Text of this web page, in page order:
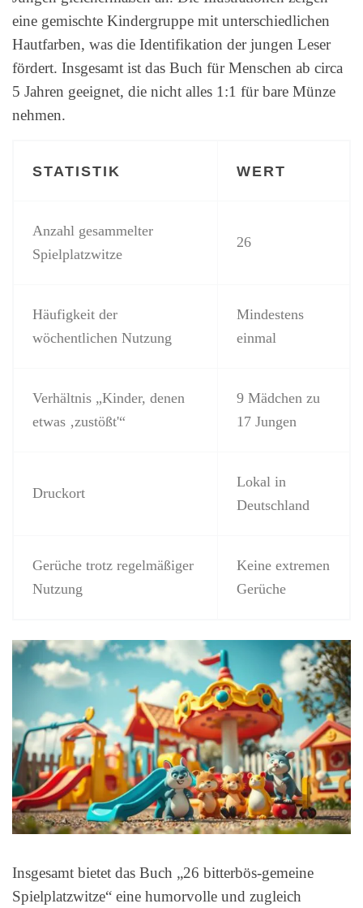
eine gemischte Kindergruppe mit unterschiedlichen
Hautfarben, was die Identifikation der jungen Leser
fördert. Insgesamt ist das Buch für Menschen ab circa
5 Jahren geeignet, die nicht alles 1:1 für bare Münze
nehmen.
STATISTIK WERT
Anzahl gesammelter
Spielplatzwitze
26
Häufigkeit der
wöchentlichen Nutzung
Mindestens
einmal
Verhältnis „Kinder, denen
etwas ‚zustößt'“
9 Mädchen zu
17 Jungen
Druckort
Lokal in
Deutschland
Gerüche trotz regelmäßiger
Nutzung
Keine extremen
Gerüche
Insgesamt bietet das Buch „26 bitterbös-gemeine
Spielplatzwitze“ eine humorvolle und zugleich